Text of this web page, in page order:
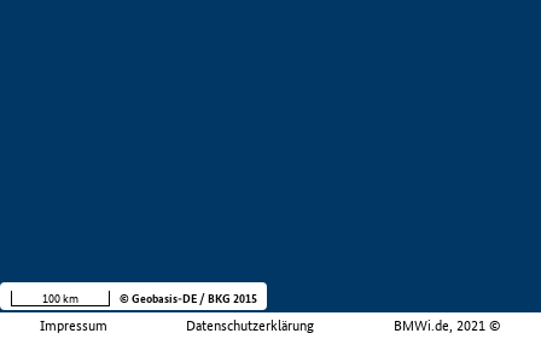
Impressum Datenschutzerklärung BMWi.de, 2021 ©
100 km © Geobasis-DE / BKG 2015